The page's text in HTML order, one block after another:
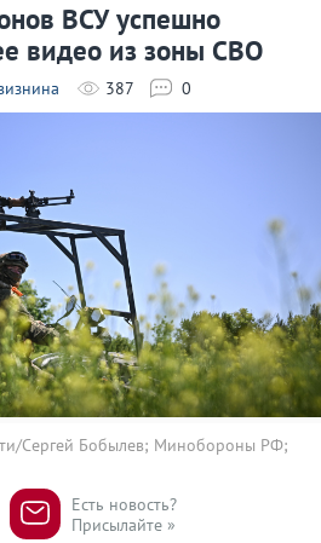
ВСУ успешно
видео из зоны СВО
387 0
Сергей Бобылев; Минобороны РФ;
Есть новость?
Присылайте »